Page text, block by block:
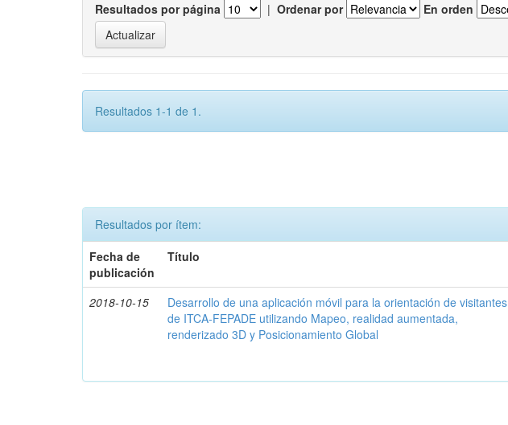
Resultados por página | Ordenar por En orden
Resultados 1-1 de 1.
Resultados por ítem:
Fecha de
publicación
Título
2018-10-15
Desarrollo de una aplicación móvil para la orientación de visitantes
de ITCA-FEPADE utilizando Mapeo, realidad aumentada,
renderizado 3D y Posicionamiento Global